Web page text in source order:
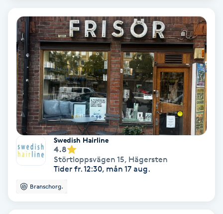
Piercing
Pigmentbehandling
Pigmentfläckar
Plastikkirurgi
Powder brows
Power Yoga
PRP (Platelet Rich Plasma)
Swedish Hairline
4.8
Störtloppsvägen 15, Hägersten
Tider fr. 12:30, mån 17 aug.
Branschorg.